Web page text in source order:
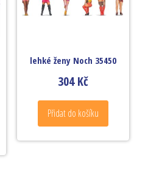
lehké ženy Noch 35450
304Kč
Přidat do košíku